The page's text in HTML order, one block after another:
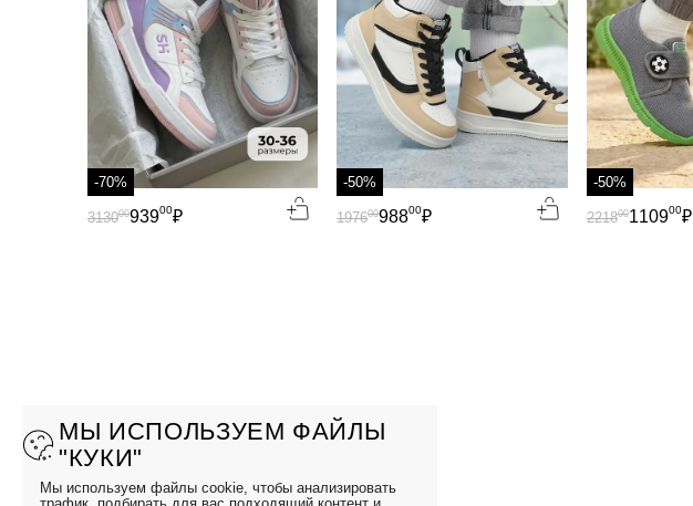
-70%
93900₽
313000
-50%
98800₽
197600
-50%
110900₽
221800
МЫ ИСПОЛЬЗУЕМ ФАЙЛЫ
"КУКИ"
Мы используем файлы cookie, чтобы анализировать